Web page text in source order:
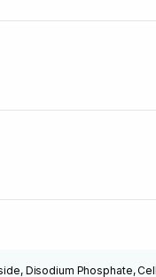
Disodium Phosphate,